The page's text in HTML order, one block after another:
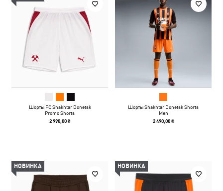
Шорты FC Shakhtar Donetsk
Promo Shorts
2 990,00 ₴
Шорты Shakhtar Donetsk Shorts
Men
2 490,00 ₴
НОВИНКА НОВИНКА